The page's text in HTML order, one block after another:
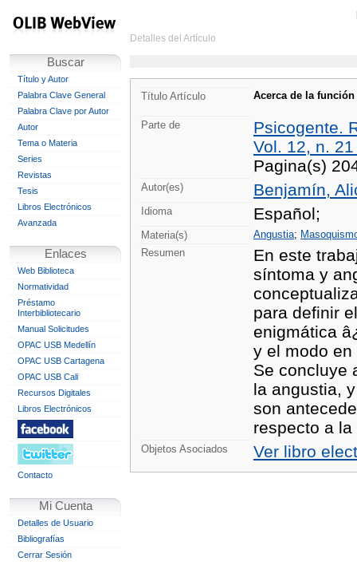
Buscar
Título y Autor
Palabra Clave General
Palabra Clave por Autor
Autor
Tema o Materia
Series
Revistas
Tesis
Libros Electrónicos
Avanzada
Enlaces
Web Biblioteca
Normatividad
Préstamo
Interbibliotecario
Manual Solicitudes
OPAC USB Medellín
OPAC USB Cartagena
OPAC USB Cali
Recursos Digitales
Libros Electrónicos
Contacto
Mi Cuenta
Detalles de Usuario
Bibliografías
Cerrar Sesión
Detalles del Artículo
Título Artículo Acerca de la
Parte de
Psicogente.
Vol. 12, n.
Pagina(s)
Autor(es) Benjamín,
Idioma Español;
Materia(s) Angustia;
Resumen
En este
síntoma y
para definir
enigmática
y el modo
Se concluye
la angustia,
son
respecto a
Objetos Asociados Ver libro